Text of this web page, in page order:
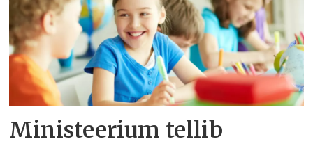
Ministeerium tellib